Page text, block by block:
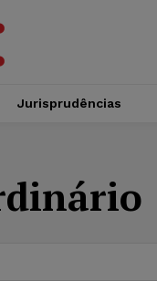
Jurisprudências